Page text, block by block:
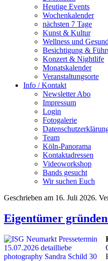
Heutige Events
Wochenkalender
nächsten 7 Tage
Kunst & Kultur
Wellness und
Besichtigung &
Konzert & Nightlife
Monatskalender
Veranstaltungsorte
Info / Kontakt
Newsletter Abo
Impressum
Login
Fotogalerie
Team
Köln-Panorama
Kontaktadressen
Videoworkshop
Bands gesucht
Wir suchen Euch
Geschrieben am 16. Juli 2026.
Eigentümer